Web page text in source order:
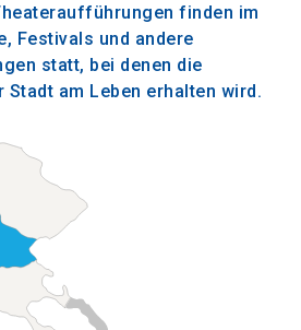
finden im
Festivals und andere
statt, bei denen die
am Leben erhalten wird.